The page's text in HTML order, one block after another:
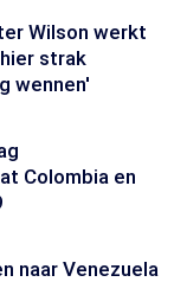
Wilson werkt
strak
wennen'
Colombia en
naar Venezuela